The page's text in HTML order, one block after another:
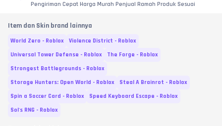
Pengiriman Cepat Harga Murah Penjual Ramah Produk Sesuai
Item dan Skin brand lainnya
World Zero - Roblox
Violence District - Roblox
Universal Tower Defense - Roblox
The Forge - Roblox
Strongest Battlegrounds - Roblox
Storage Hunters: Open World - Roblox
Steal A Brainrot - Roblox
Spin a Soccer Card - Roblox
Speed Keyboard Escape - Roblox
Sol's RNG - Roblox